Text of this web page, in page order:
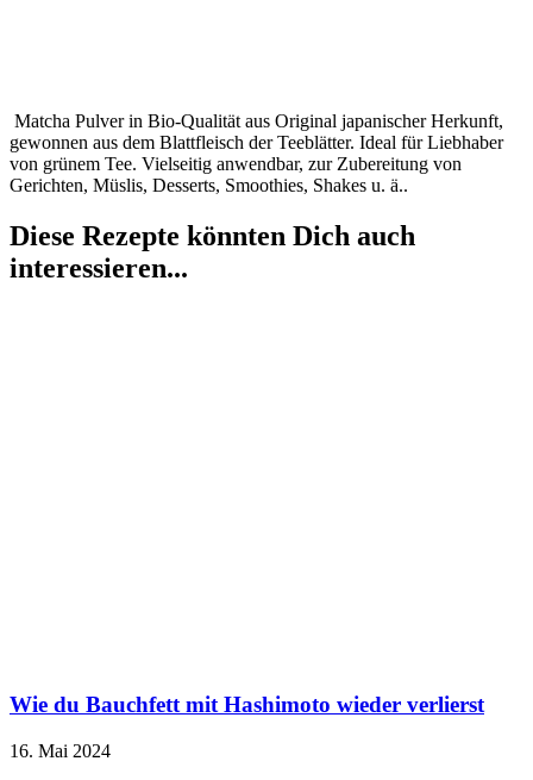
Matcha Pulver in Bio-Qualität aus Original japanischer Herkunft,
gewonnen aus dem Blattfleisch der Teeblätter. Ideal für Liebhaber
von grünem Tee. Vielseitig anwendbar, zur Zubereitung von
Gerichten, Müslis, Desserts, Smoothies, Shakes u. ä..
Diese Rezepte könnten Dich auch
interessieren...
Wie du Bauchfett mit Hashimoto wieder verlierst
16. Mai 2024